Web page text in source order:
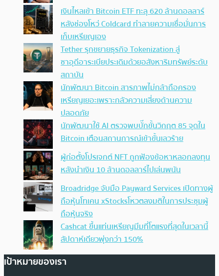
เงินไหลเข้า Bitcoin ETF ทะลุ 620 ล้านดอลลาร์
หลังช่องโหว่ Coldcard ทำลายความเชื่อมั่นการ
เก็บเหรียญเอง
Tether รุกขยายธุรกิจ Tokenization สู่
ซาอุดีอาระเบียประเดิมด้วยอสังหาริมทรัพย์ระดับ
สถาบัน
นักพัฒนา Bitcoin สารภาพไม่กล้าถือครอง
เหรียญเยอะเพราะกลัวความเสี่ยงด้านความ
ปลอดภัย
นักพัฒนาใช้ AI ตรวจพบบั๊กขั้นวิกฤต 85 จุดใน
Bitcoin เตือนสถานการณ์เข้าขั้นเลวร้าย
ผู้ก่อตั้งโปรเจกต์ NFT ถูกฟ้องข้อหาหลอกลงทุน
หลังนำเงิน 10 ล้านดอลลาร์ไปเล่นพนัน
Broadridge จับมือ Payward Services เปิดทางผู้
ถือหุ้นโทเคน xStocksโหวตลงมติในการประชุมผู้
ถือหุ้นจริง
Cashcat ขึ้นแท่นเหรียญมีมที่โตแรงที่สุดในเวลานี้
สัปดาห์เดียวพุ่งกว่า 150%
เป้าหมายของเรา